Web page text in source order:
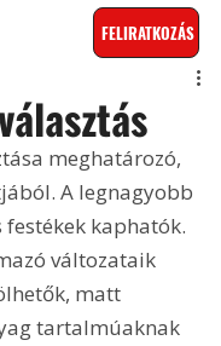
FELIRATKOZÁS
meghatározó,
A legnagyobb
kaphatók.
változataik
matt
tartalmúaknak